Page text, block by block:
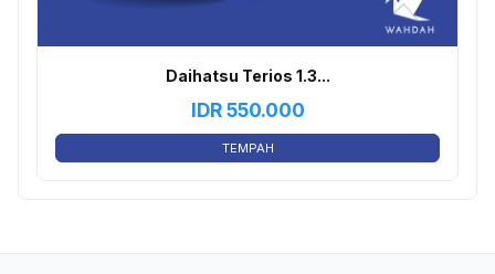
Daihatsu Terios 1.3...
IDR550.000
TEMPAH